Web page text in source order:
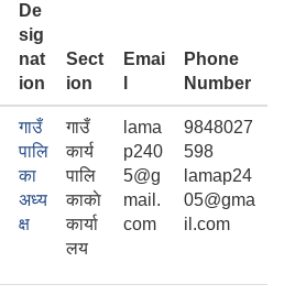
De
sig
nat
ion
Sect
ion
Emai
Phone
Number
गाउँ
पालि
का
अध्य
क्ष
गाउँ
कार्य
पालि
काकाे
कार्या
लय
lama
p240
5@g
mail.
com
9848027
598
lamap24
05@gma
il.com